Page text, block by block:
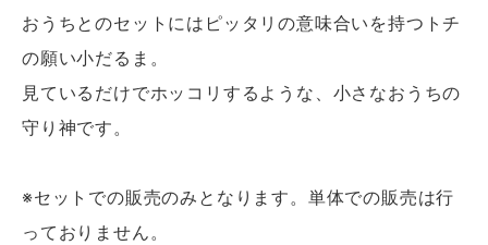
おうちとのセットにはピッタリの意味合いを持つトチ
の願い小だるま。
見ているだけでホッコリするような、小さなおうちの
守り神です。
※セットでの販売のみとなります。単体での販売は行
っておりません。